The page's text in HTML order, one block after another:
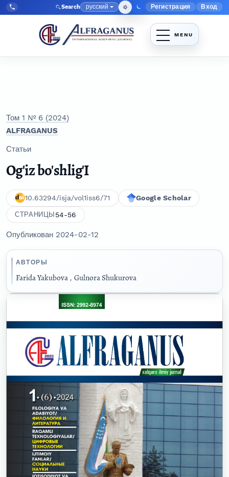
Перейти к главному меню навигации
Перейти к основному контенту
Перейти к нижнему колонтитулу сайта
Tel:
+998903350930 Search Язык
русский Меню
Регистрация Вход
Том 1 № 6 (2024)
ALFRAGANUS
Статьи
Og'iz bo'shlig'I
10.63294/isja/vol1iss6/71 Google Scholar
СТРАНИЦЫ 54-56
Опубликован 2024-02-12
АВТОРЫ
Farida Yakubova, Gulnora Shukurova